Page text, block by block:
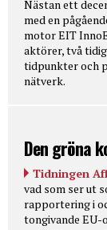
Nästan ett
med en
motor EIT
aktörer, två
tidpunkter och
nätverk.
Den gröna
Tidningen
vad som ser ut
rapportering i
tongivande EU-